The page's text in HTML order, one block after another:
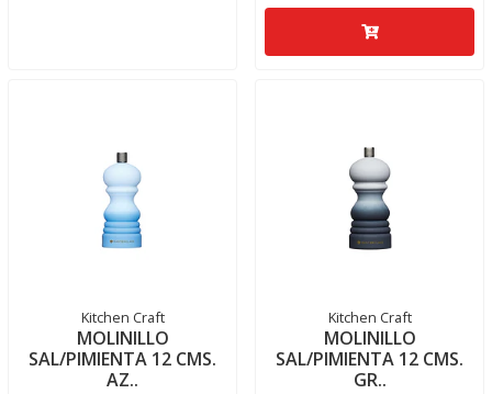
Kitchen Craft
MOLINILLO
SAL/PIMIENTA 12 CMS.
AZ..
Kitchen Craft
MOLINILLO
SAL/PIMIENTA 12 CMS.
GR..